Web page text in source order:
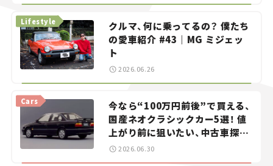
クルマ、何に乗ってるの？ 僕たち
の愛車紹介 #43｜MG ミジェッ
ト
Lifestyle
2026.06.26
今なら“100万円前後”で買える、
国産ネオクラシックカー5選！ 値
上がり前に狙いたい、中古車探し
をお手伝い――ちょっとイケてるマ
Cars
2026.06.30